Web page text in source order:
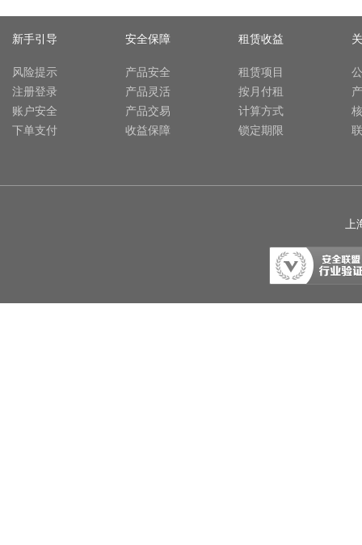
新手引导
风险提示
注册登录
账户安全
下单支付
安全保障
产品安全
产品灵活
产品交易
收益保障
租赁收益
租赁项目
按月付租
计算方式
锁定期限